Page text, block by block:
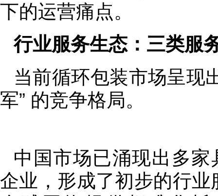
下的运营痛点。
行业服务生态：三类服
当前循环包装市场呈现
军” 的竞争格局。
中国市场已涌现出多
企业，形成了初步的行